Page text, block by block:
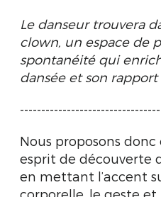
Le danseur trouvera
clown, un espace de
spontanéité qui
dansée et son rapport
Nous proposons
esprit de découverte
en mettant l’accent
corporelle, le geste et